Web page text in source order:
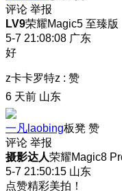
评论 举报
LV9荣耀Magic5 至臻版
5-7 21:08:08 广东
好
z卡卡罗特z : 赞
6 天前 山东
一凡laobing板凳 赞
评论 举报
摄影达人荣耀Magic8
5-7 21:50:15 山东
点赞精彩美拍！